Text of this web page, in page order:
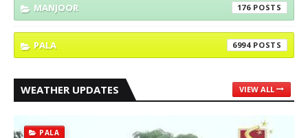
MANJOOR 176
PALA 6994
WEATHER UPDATES VIEW ALL
PALA